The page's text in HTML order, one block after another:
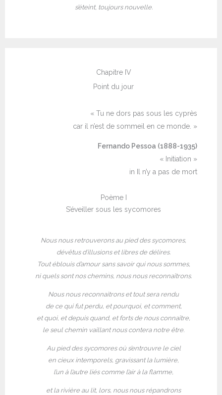
s’éteint, toujours nouvelle.
Chapitre IV
Point du jour
« Tu ne dors pas sous les cyprès
car il n’est de sommeil en ce monde. »
Fernando Pessoa (1888-1935)
« Initiation »
in Il n’y a pas de mort
Poème I
S’éveiller sous les sycomores
Nous nous retrouverons au pied des sycomores,
dévêtus d’illusions et libres de délires.
Tout éblouis d’amour sans savoir qui nous sommes,
ni quels sont nos chemins, nous nous reconnaîtrons.
Nous nous reconnaitrons et tout sera rendu
de ce qui fut perdu, et pourquoi, et comment,
et quoi, et depuis quand, et forts de nous connaître,
le seul chemin vaillant nous contera notre être.
Au pied des sycomores où s’entrouvre le ciel
en cieux intemporels, gravissant la lumière,
l’un à l’autre liés comme l’air à la flamme,
et la rivière au lit, lors, nous nous répandrons